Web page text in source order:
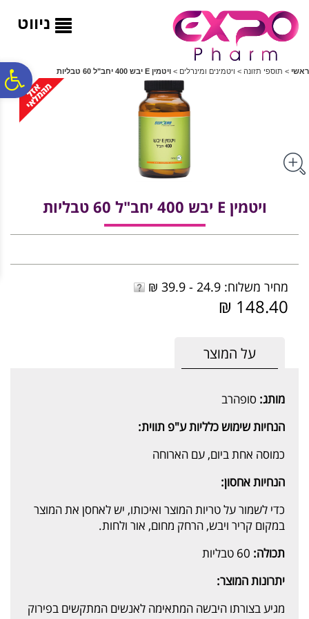
ניווט
ראשי > תוספי תזונה > ויטמינים ומינרלים > ויטמין E יבש 400 יחב"ל 60 טבליות
ויטמין E יבש 400 יחב"ל 60 טבליות
מחיר משלוח: 24.9 - 39.9 ₪
148.40 ₪
על המוצר
מותג: סופהרב
הנחיות שימוש כלליות ע"פ תווית:
כמוסה אחת ביום, עם הארוחה
הנחיות אחסון:
כדי לשמור על טריות המוצר ואיכותו, יש לאחסן את המוצר
במקום קריר ויבש, הרחק מחום, אור ולחות.
תכולה:
יתרונות המוצר:
מגיע בצורתו היבשה המתאימה לאנשים המתקשים בפירוק